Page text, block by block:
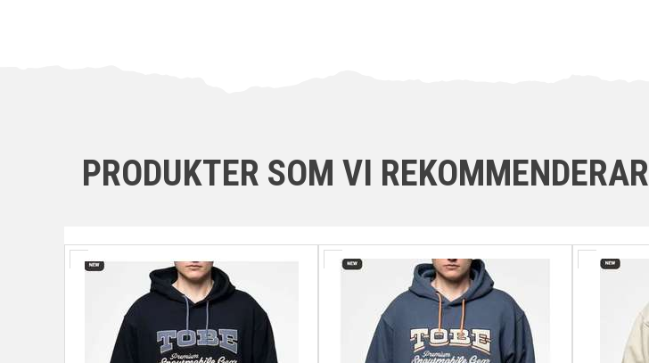
PRODUKTER SOM VI REKOMMENDERAR